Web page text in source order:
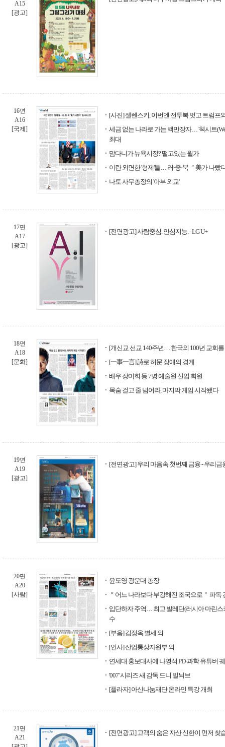
A15
[광고]
16면
A16
[국제]
[사진] 젤렌스키, 이번엔 전투복 벗고 트럼프
세금 없는 나라로 가는 백만장자… '웩시트
최대
맘다니가 뉴욕시장? 떨고있는 월가
이란 외면한 '형제'들… 러·중·북 ＂美가 나빴
나토 사무총장의 '아부 외교'
17면
A17
[광고]
[전면광고] 사람중심. 안심지능. - LG U+
18면
A18
[문화]
[개신교 선교 140주년… 한국의 100년 교회
[一事一言] 詩로 허문 장애의 경계
배우 장미희 등 7명 예술원 신입 회원
목숨 걸고 줄 넘어라, 마지막 게임 시작됐다
19면
A19
[광고]
[전면광고] 우리 마음속 첫번째 금융 - 우리금
20면
A20
[사람]
윤도영 광운대 총장
＂어느 나라보다 부강해진 조국으로＂ 파독
입단하자 주역… 최고 발레단(러시아 마린스
수
[부음] 김정옥 별세 외
[인사] 산업통상자원부 외
연세대 홍보대사에 나영석 PD·과학 유튜버
'007' 시리즈 새 감독 드니 빌뇌브
[플라자] 아산나눔재단 온라인 특강 개최
21면
A21
[전면광고] 고객의 숨은 자산 신한이 먼저 찾